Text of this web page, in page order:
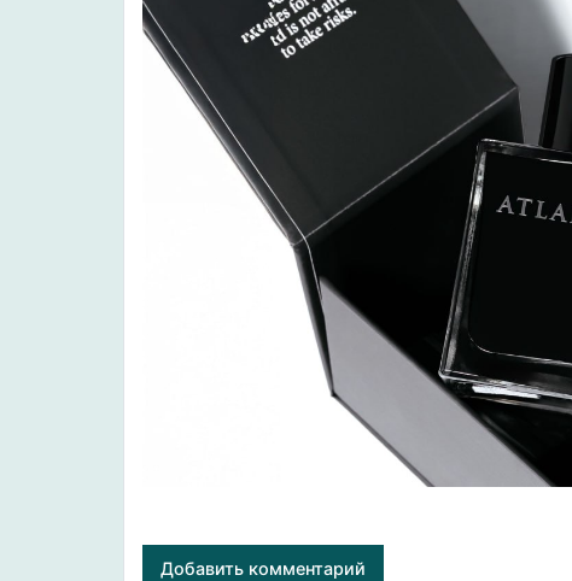
Добавить комментарий